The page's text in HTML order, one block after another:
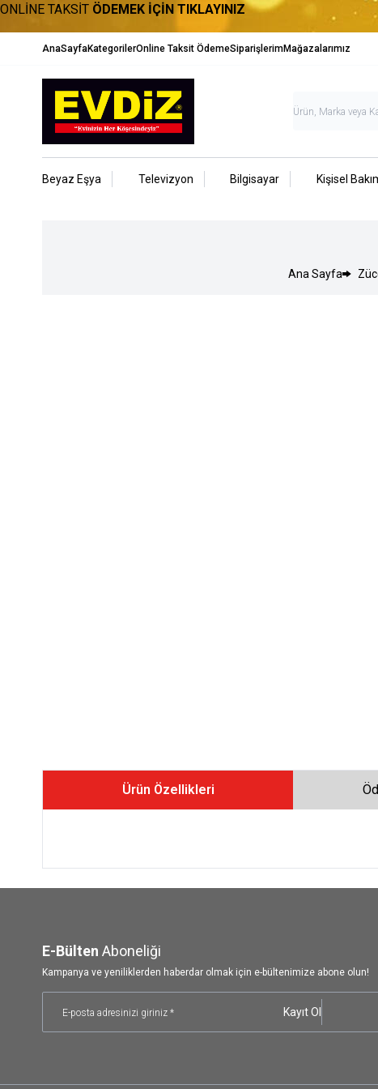
ONLİNE TAKSİT ÖDEMEK İÇİN TIKLAYINIZ
AnaSayfaKategorilerOnline Taksit ÖdemeSiparişlerimMağazalarımız
Beyaz Eşya Televizyon Bilgisayar Kişisel
Ana Sayfa
Ürün Özellikleri
E-Bülten Aboneliği
Kampanya ve yeniliklerden haberdar olmak için e-bültenimize abone olun!
Kayıt Ol